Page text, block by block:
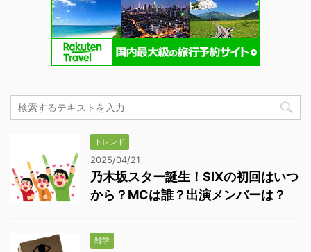
トレンド
2025/04/21
乃木坂スター誕生！SIXの初回はいつ
から？MCは誰？出演メンバーは？
雑学